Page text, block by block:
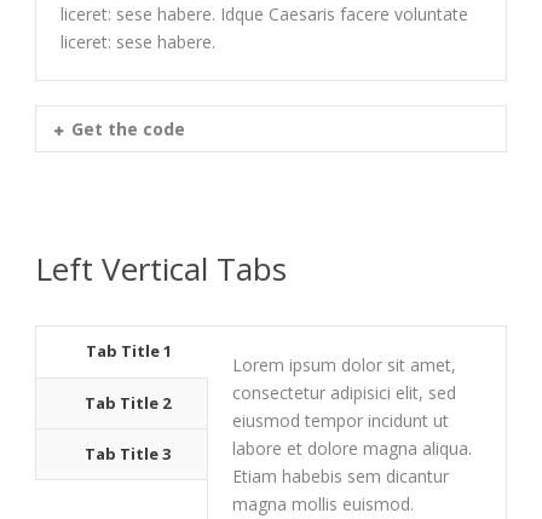
liceret: sese habere. Idque Caesaris facere voluntate
liceret: sese habere.
Get the code
Left Vertical Tabs
Tab Title 1
Tab Title 2
Tab Title 3
Lorem ipsum dolor sit amet,
consectetur adipisici elit, sed
eiusmod tempor incidunt ut
labore et dolore magna aliqua.
Etiam habebis sem dicantur
magna mollis euismod.